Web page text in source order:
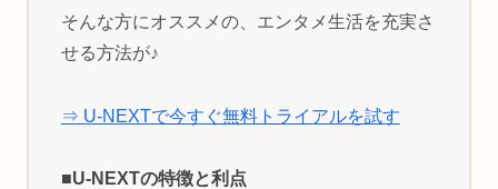
そんな方にオススメの、エンタメ生活を充実さ
せる方法が♪
⇒ U-NEXTで今すぐ無料トライアルを試す
■U-NEXTの特徴と利点